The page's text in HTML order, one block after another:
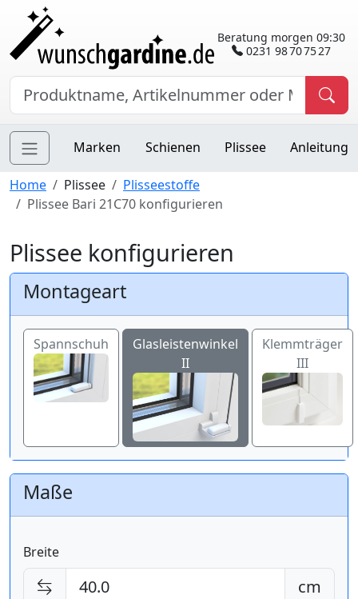
Beratung morgen 09:30
0231 98 70 75 27
Marken Schienen Plissee Anleitung
Home Plissee
Plisseestoffe
Plissee Bari 21C70 konfigurieren
Plissee konfigurieren
Montageart
Spannschuh
Glasleistenwinkel
II
Klemmträger
III
Maße
Breite
cm